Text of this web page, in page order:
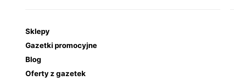
Sklepy
Gazetki promocyjne
Blog
Oferty z gazetek